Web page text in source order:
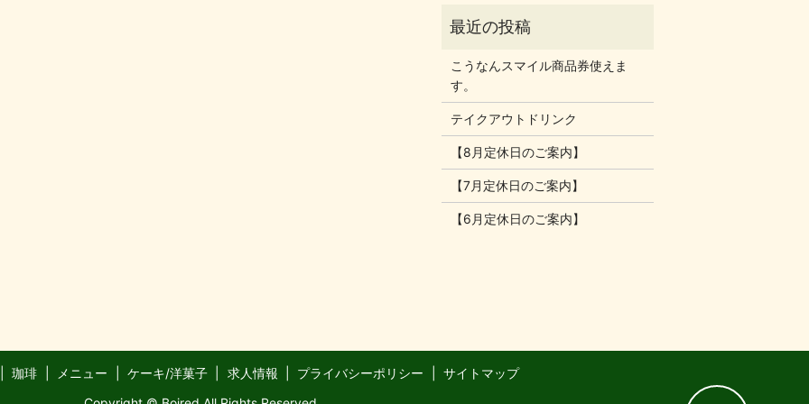
こうなんスマイル商品券使えま
す。
テイクアウトドリンク
【8月定休日のご案内】
【7月定休日のご案内】
【6月定休日のご案内】
珈琲 メニュー ケーキ/洋菓子 求人情報 プライバシーポリシー
サイトマップ